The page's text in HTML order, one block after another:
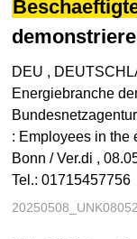
DEU ,
Energiebranche
: Employees in the
Bonn / Ver.di ,
Tel.: 01715457756